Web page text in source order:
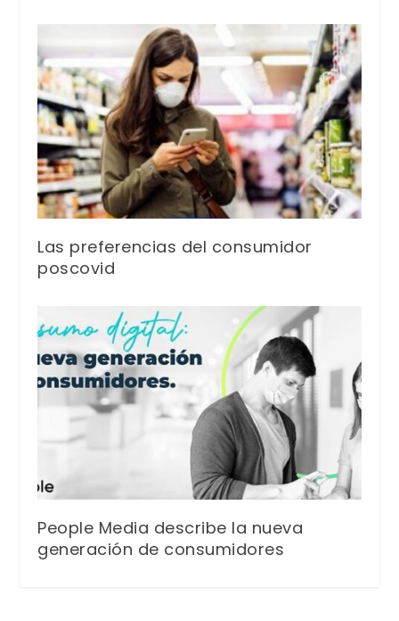
Las preferencias del consumidor
poscovid
People Media describe la nueva
generación de consumidores